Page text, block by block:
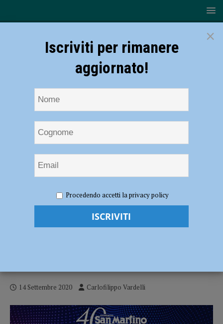
Calcio Dilettanti: calendari e accoppiamenti della Coppa di
Promozione ed Eccellenza
Calcio Dilettanti: calendari e
14 Settembre 2020 Carlofilippo Vardelli
×
Iscriviti per rimanere
aggiornato!
Procedendo accetti la privacy policy